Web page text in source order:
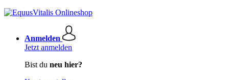
Anmelden
Jetzt anmelden
Bist du neu hier?